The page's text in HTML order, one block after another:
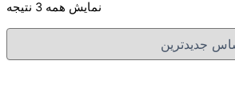
نمایش همه 3 نتیجه